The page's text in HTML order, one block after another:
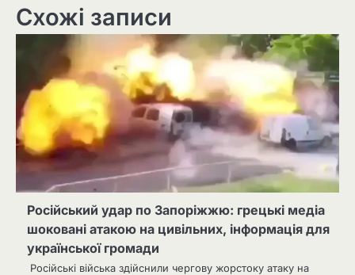
Схожі записи
Російський удар по Запоріжжю: грецькі медіа
шоковані атакою на цивільних, інформація для
української громади
Російські війська здійснили чергову жорстоку атаку на